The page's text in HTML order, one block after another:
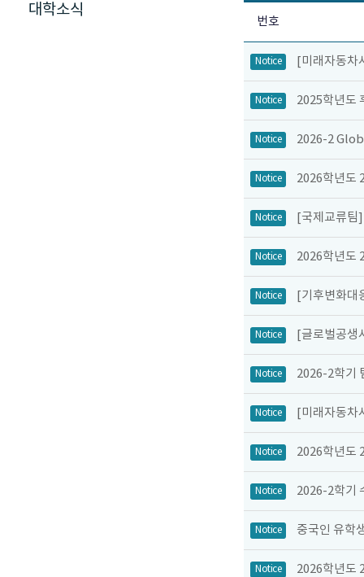
대학소식
번호
Notice [미래자동
Notice 2025학년도
Notice 2026-2
Notice 2026학년도
Notice [국제교류팀
Notice 2026학년도
Notice [기후변화대
Notice [글로벌공생
Notice 2026-2학기
Notice [미래자동차
Notice 2026학년도
Notice 2026-2학기
Notice 중국인 유학
Notice 2026학년도